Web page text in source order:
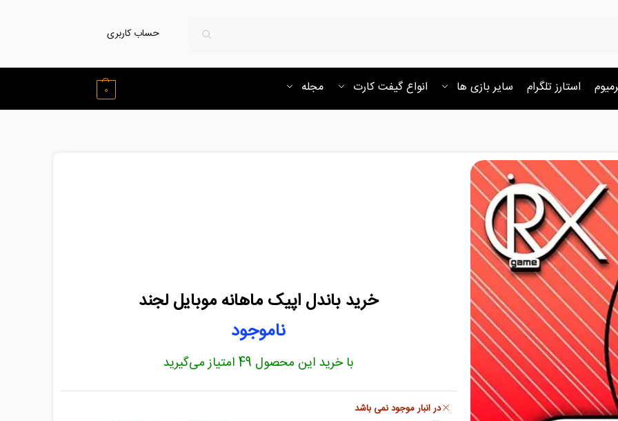
حساب کاربری
استارز تلگرام سایر بازی ها انواع گیفت کارت مجله 0
خرید باندل اپیک ماهانه موبایل لجند
ناموجود
با خرید این محصول 49 امتیاز می‌گیرید
در انبار موجود نمی باشد